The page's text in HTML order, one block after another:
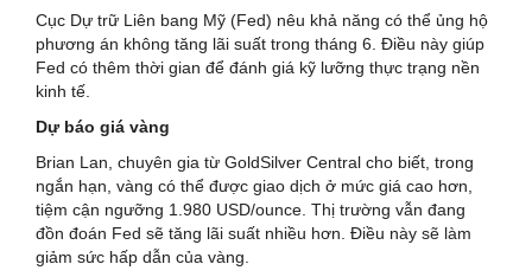
Cục Dự trữ Liên bang Mỹ (Fed) nêu khả năng có thể ủng hộ
phương án không tăng lãi suất trong tháng 6. Điều này giúp
Fed có thêm thời gian để đánh giá kỹ lưỡng thực trạng nền
kinh tế.
Dự báo giá vàng
Brian Lan, chuyên gia từ GoldSilver Central cho biết, trong
ngắn hạn, vàng có thể được giao dịch ở mức giá cao hơn,
tiệm cận ngưỡng 1.980 USD/ounce. Thị trường vẫn đang
đồn đoán Fed sẽ tăng lãi suất nhiều hơn. Điều này sẽ làm
giảm sức hấp dẫn của vàng.